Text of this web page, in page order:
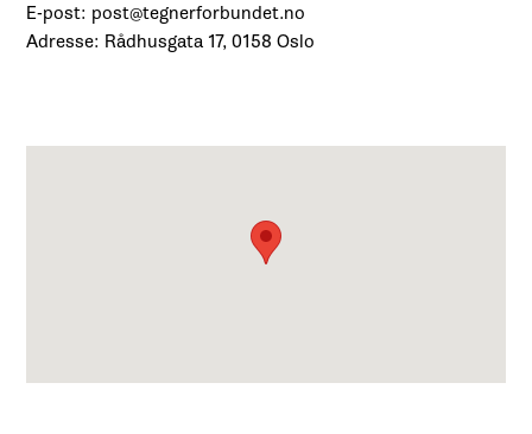
E-post: post@tegnerforbundet.no
Adresse: Rådhusgata 17, 0158 Oslo